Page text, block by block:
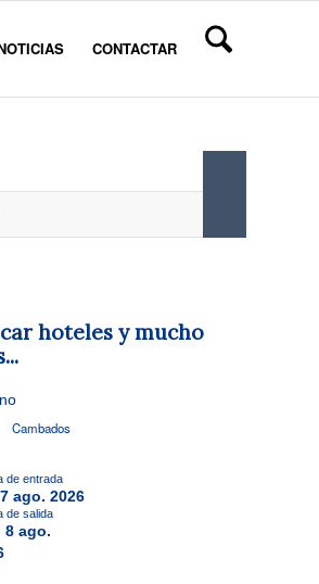
CONTACTAR
hoteles y mucho
de entrada
ago. 2026
de salida
8 ago.